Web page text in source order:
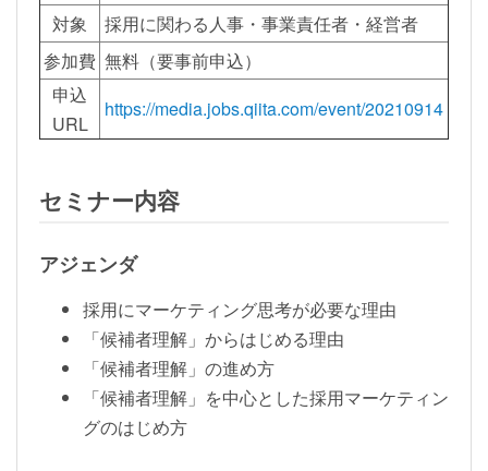
対象
採用に関わる人事・事業責任者・経営者
参加費 無料（要事前申込）
申込
URL
https://media.jobs.qiita.com/event/20210914
セミナー内容
アジェンダ
採用にマーケティング思考が必要な理由
「候補者理解」からはじめる理由
「候補者理解」の進め方
「候補者理解」を中心とした採用マーケティン
グのはじめ方